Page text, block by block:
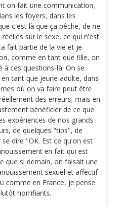
on fait une communication,
les foyers, dans les
c'est là que ça pêche, de ne
sur le sexe, ce qui n'est
fait partie de la vie et je
comme en tant que fille, on
à ces questions-là. On se
tant que jeune adulte, dans
où on va faire peut être
des erreurs, mais en
bénéficier de ce que
expériences de nos grands
de quelques "tips", de
dire "OK. Est ce qu'on est
en fait qui est
que si demain, on faisait une
sexuel et affectif
comme en France, je pense
horrifiants.